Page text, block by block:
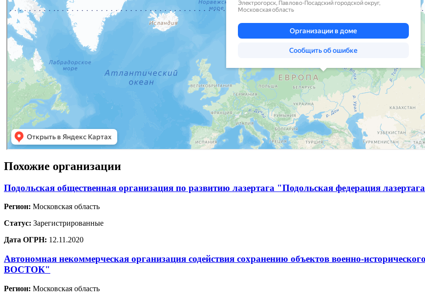
Похожие организации
Подольская общественная организация по развитию лазертага "Подольская федерация
Регион: Московская область
Статус: Зарегистрированные
Дата ОГРН: 12.11.2020
Автономная некоммерческая организация содействия сохранению объектов военно-
ВОСТОК"
Регион: Московская область